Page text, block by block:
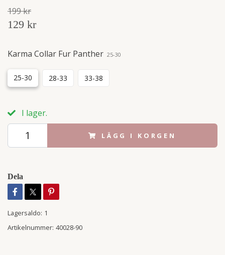
199 kr
129 kr
Karma Collar Fur Panther 25-30
25-30 28-33 33-38
I lager.
LÄGG I KORGEN
Dela
Lagersaldo: 1
Artikelnummer: 40028-90